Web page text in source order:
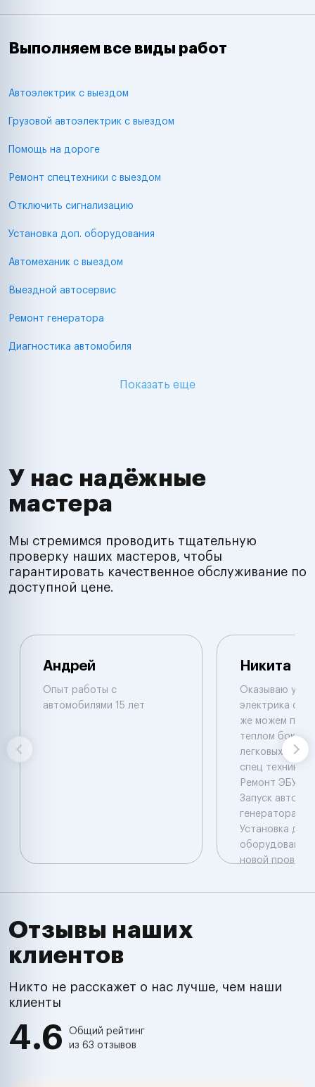
Выполняем все виды работ
Автоэлектрик с выездом
Грузовой автоэлектрик с выездом
Помощь на дороге
Ремонт спецтехники с выездом
Отключить сигнализацию
Установка доп. оборудования
Автомеханик с выездом
Выездной автосервис
Ремонт генератора
Диагностика автомобиля
Показать еще
У нас надёжные
мастера
Мы стремимся проводить тщательную
проверку наших мастеров, чтобы
гарантировать качественное обслуживание по
доступной цене.
Андрей
Опыт работы с
автомобилями 15 лет
Никита
Оказываю
электрика с
же можем
теплом боксе .
легковых и
спец техники .
Ремонт ЭБУ(
Запуск авто
генератора ,
Установка доп
оборудования
новой
сигнализации
Отзывы наших
клиентов
Никто не расскажет о нас лучше, чем наши
клиенты
4.6
Общий рейтинг
из 63 отзывов